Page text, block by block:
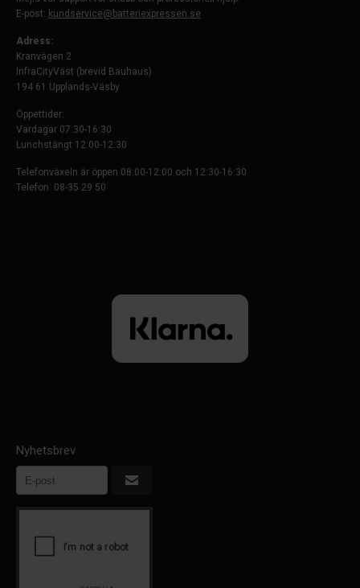
E-post: kundservice@batteriexpressen.se
Adress:
Kranvägen 2
InfraCityVäst (brevid Bauhaus)
194 61 Upplands-Väsby
Öppettider:
Vardagar 07:30-16:30
Lunchstängt 12:00-12:30
Telefonväxeln är öppen 08:00-12:00 och 12:30-16:30
Telefon: 08-35 29 50
Nyhetsbrev